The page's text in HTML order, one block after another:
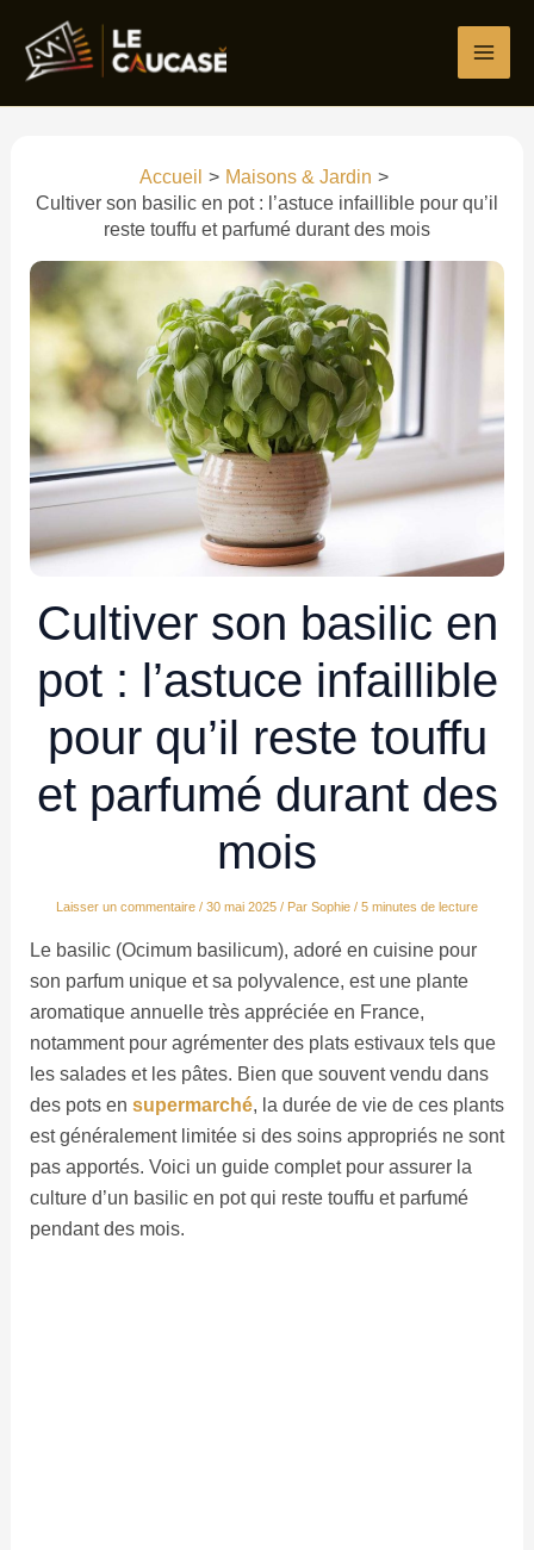
contenu
Accueil
Maisons & Jardin
Cultiver son basilic en pot : l’astuce infaillible pour qu’il
reste touffu et parfumé durant des mois
Cultiver son basilic en
pot : l’astuce infaillible
pour qu’il reste touffu
et parfumé durant des
mois
Laisser un commentaire / 30 mai 2025 / Par Sophie / 5 minutes de lecture
Le basilic (Ocimum basilicum), adoré en cuisine pour
son parfum unique et sa polyvalence, est une plante
aromatique annuelle très appréciée en France,
notamment pour agrémenter des plats estivaux tels que
les salades et les pâtes. Bien que souvent vendu dans
des pots en supermarché, la durée de vie de ces plants
est généralement limitée si des soins appropriés ne sont
pas apportés. Voici un guide complet pour assurer la
culture d’un basilic en pot qui reste touffu et parfumé
pendant des mois.
ici…
mail*